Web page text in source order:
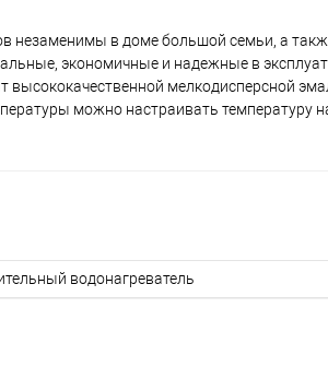
незаменимы в доме большой семьи, а
экономичные и надежные в
высококачественной мелкодисперсной
можно настраивать температуру
водонагреватель